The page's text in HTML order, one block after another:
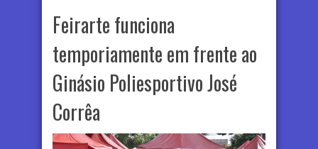
Feirarte funciona
temporiamente em frente ao
Ginásio Poliesportivo José
Corrêa